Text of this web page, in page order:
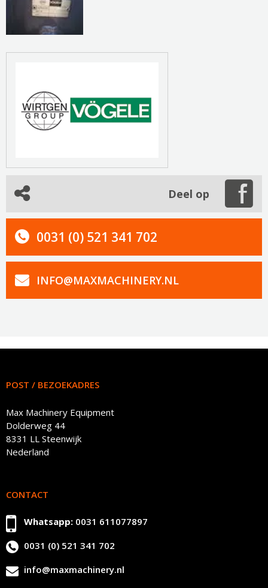
Deel op
0031 (0) 521 341 702
INFO@MAXMACHINERY.NL
POST / BEZOEKADRES
Max Machinery Equipment
Dolderweg 44
8331 LL Steenwijk
Nederland
CONTACT
Whatsapp: 0031 611077897
0031 (0) 521 341 702
info@maxmachinery.nl